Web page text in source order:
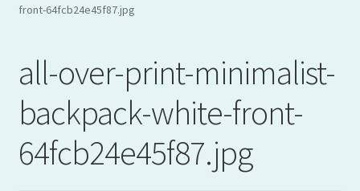
front-64fcb24e45f87.jpg
all-over-print-minimalist-
backpack-white-front-
64fcb24e45f87.jpg